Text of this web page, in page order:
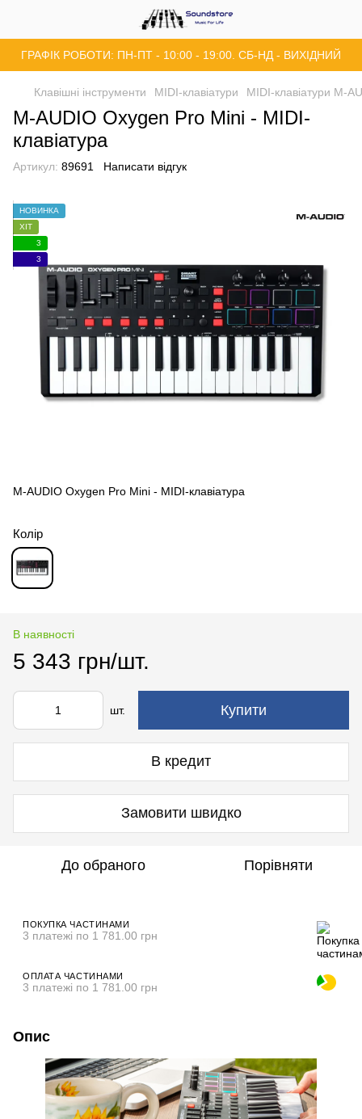
ГРАФІК РОБОТИ: ПН-ПТ - 10:00 - 19:00. СБ-НД - ВИХІДНИЙ
Клавішні інструменти MIDI-клавіатури MIDI-клавіатури M-
M-AUDIO Oxygen Pro Mini - MIDI-
клавіатура
Артикул: 89691 Написати відгук
НОВИНКА
ХІТ
3
3
M-AUDIO Oxygen Pro Mini - MIDI-клавіатура
Колір
В наявності
5 343 грн/шт.
шт. Купити
В кредит
Замовити швидко
До обраного Порівняти
ПОКУПКА ЧАСТИНАМИ
3 платежі по 1 781.00 грн
ОПЛАТА ЧАСТИНАМИ
3 платежі по 1 781.00 грн
Опис